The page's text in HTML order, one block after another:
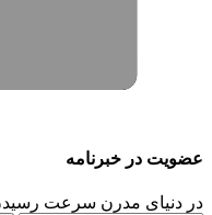
عضویت در خبرنامه
در دنیای مدرن سرعت رسیدن